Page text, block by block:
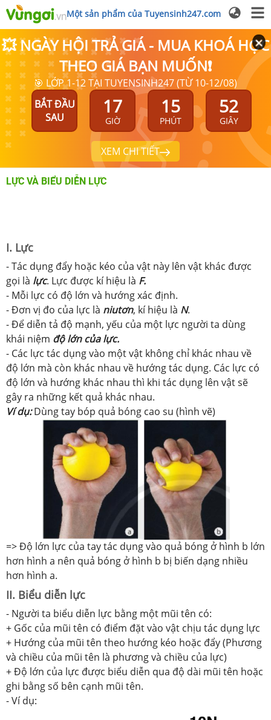
Một sản phẩm của Tuyensinh247.com
💥 NGÀY HỘI TRẢ GIÁ - MUA KHOÁ HỌC
THEO GIÁ BẠN MUỐN❗
🎯 LỚP 1-12 TẠI TUYENSINH247 (TỪ 10-12/08)
BẮT ĐẦU
SAU
17
GIỜ
15
PHÚT
52
GIÂY
XEM CHI TIẾT
LỰC VÀ BIỂU DIỄN LỰC
I. Lực
- Tác dụng đẩy hoặc kéo của vật này lên vật khác được
gọi là lực. Lực được kí hiệu là F.
- Mỗi lực có độ lớn và hướng xác định.
- Đơn vị đo của lực là niutơn, kí hiệu là N.
- Để diễn tả độ mạnh, yếu của một lực người ta dùng
khái niệm độ lớn của lực.
- Các lực tác dụng vào một vật không chỉ khác nhau về
độ lớn mà còn khác nhau về hướng tác dụng. Các lực có
độ lớn và hướng khác nhau thì khi tác dụng lên vật sẽ
gây ra những kết quả khác nhau.
Ví dụ:Dùng tay bóp quả bóng cao su (hình vẽ)
=> Độ lớn lực của tay tác dụng vào quả bóng ở hình b lớn
hơn hình a nên quả bóng ở hình b bị biến dạng nhiều
hơn hình a.
II. Biểu diễn lực
- Người ta biểu diễn lực bằng một mũi tên có:
+ Gốc của mũi tên có điểm đặt vào vật chịu tác dụng lực
+ Hướng của mũi tên theo hướng kéo hoặc đẩy (Phương
và chiều của mũi tên là phương và chiều của lực)
+ Độ lớn của lực được biểu diễn qua độ dài mũi tên hoặc
ghi bằng số bên cạnh mũi tên.
- Ví dụ: